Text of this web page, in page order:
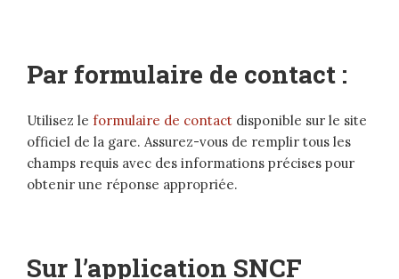
Par formulaire de contact :
Utilisez le formulaire de contact disponible sur le site
officiel de la gare. Assurez-vous de remplir tous les
champs requis avec des informations précises pour
obtenir une réponse appropriée.
Sur l’application SNCF